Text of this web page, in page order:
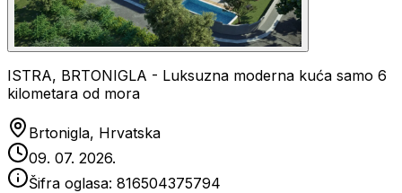
ISTRA, BRTONIGLA - Luksuzna moderna kuća samo 6
kilometara od mora
Brtonigla, Hrvatska
09. 07. 2026.
Šifra oglasa: 816504375794